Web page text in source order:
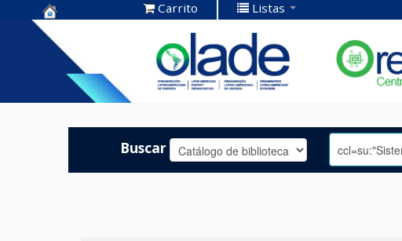
Centro de
Documentación
OLADE -
Carrito Listas
Buscar